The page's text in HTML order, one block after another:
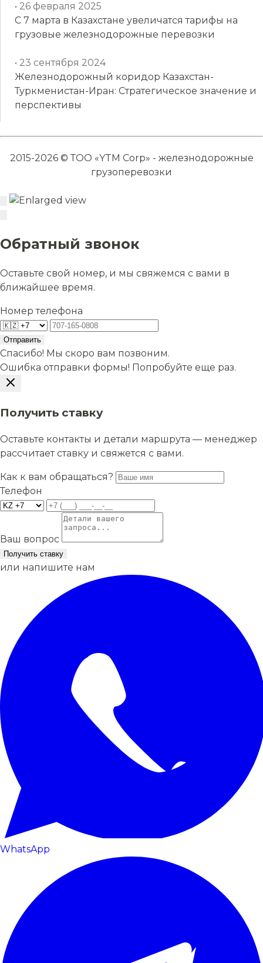
• 26 февраля 2025
С 7 марта в Казахстане увеличатся тарифы на
грузовые железнодорожные перевозки
• 23 сентября 2024
Железнодорожный коридор Казахстан-
Туркменистан-Иран: Стратегическое значение и
перспективы
2015-2026 © ТОО «YTM Corp» - железнодорожные
грузоперевозки
Обратный звонок
Оставьте свой номер, и мы свяжемся с вами в
ближайшее время.
Номер телефона
Отправить
Спасибо! Мы скоро вам позвоним.
Ошибка отправки формы! Попробуйте еще раз.
Получить ставку
Оставьте контакты и детали маршрута — менеджер
рассчитает ставку и свяжется с вами.
Как к вам обращаться?
Телефон
Ваш вопрос
Получить ставку
или напишите нам
WhatsApp